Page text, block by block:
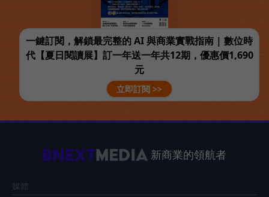
一鍵訂閱，解鎖最完整的 AI 與商業實戰指南 | 數位時
代【夏日閱讀展】訂一年送一年共12期，優惠價1,690
元
立即訂閱 >>
新商業的領航者
媒體